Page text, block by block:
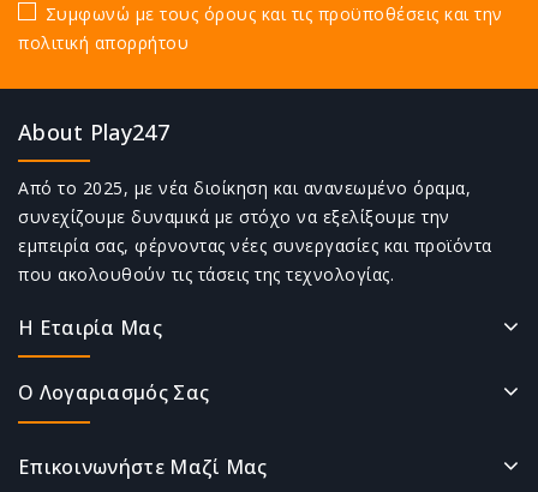
Συμφωνώ με τους όρους και τις προϋποθέσεις και την
πολιτική απορρήτου
About Play247
Από το 2025, με νέα διοίκηση και ανανεωμένο όραμα,
συνεχίζουμε δυναμικά με στόχο να εξελίξουμε την
εμπειρία σας, φέρνοντας νέες συνεργασίες και προϊόντα
που ακολουθούν τις τάσεις της τεχνολογίας.
Η Εταιρία Μας
Ο Λογαριασμός Σας
Επικοινωνήστε Μαζί Μας